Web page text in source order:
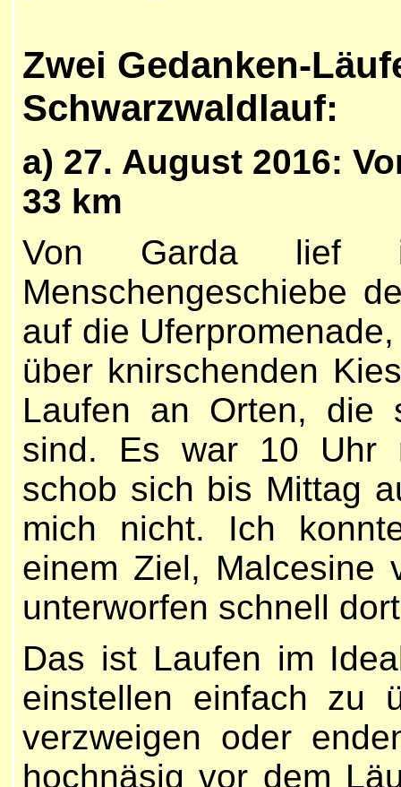
Zwei Gedanken-
Schwarzwaldlauf:
a) 27. August 2016:
33 km
Von Garda lief
Menschengeschiebe
auf die
über knirschenden
Laufen an Orten, die
sind. Es war 10 Uhr
schob sich bis Mittag
mich nicht. Ich
einem Ziel, Malcesine
unterworfen schnell
Das ist Laufen im
einstellen einfach zu
verzweigen oder
hochnäsig vor dem